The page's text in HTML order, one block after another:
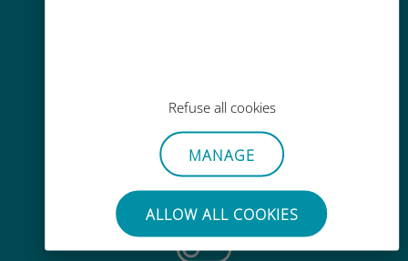
Refuse all cookies
MANAGE
ALLOW ALL COOKIES
간편한
기존 SIM 카드를 제거할 필요가 없습
니다.